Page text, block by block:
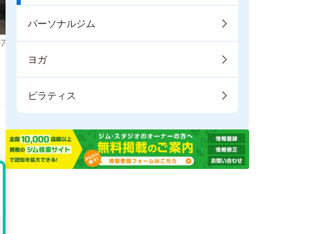
パーソナルジム
ヨガ
ピラティス